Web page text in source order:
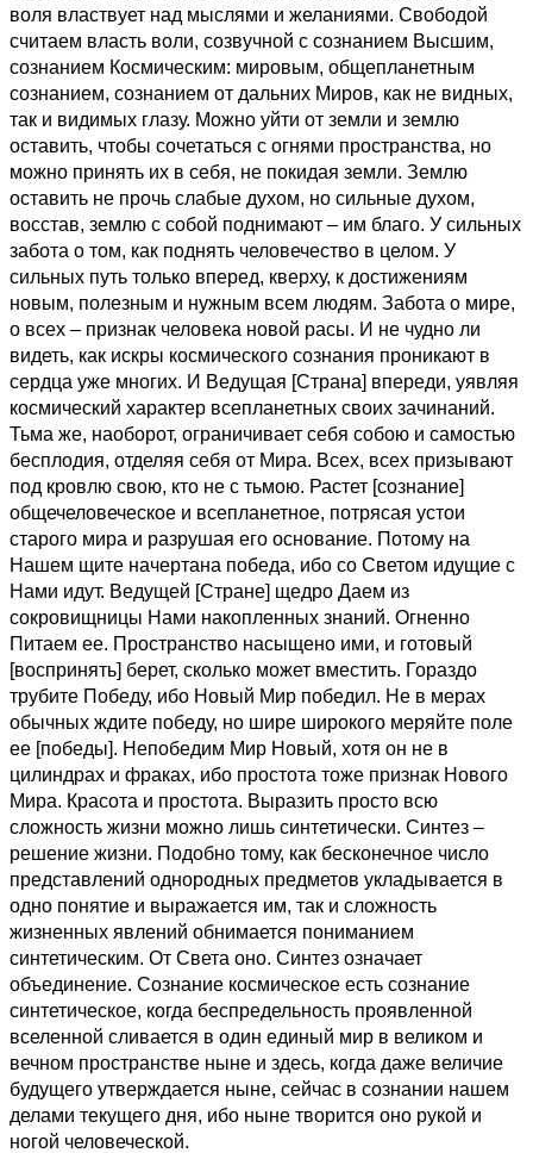
воля властвует над мыслями и желаниями. Свободой
считаем власть воли, созвучной с сознанием Высшим,
сознанием Космическим: мировым, общепланетным
сознанием, сознанием от дальних Миров, как не видных,
так и видимых глазу. Можно уйти от земли и землю
оставить, чтобы сочетаться с огнями пространства, но
можно принять их в себя, не покидая земли. Землю
оставить не прочь слабые духом, но сильные духом,
восстав, землю с собой поднимают – им благо. У сильных
забота о том, как поднять человечество в целом. У
сильных путь только вперед, кверху, к достижениям
новым, полезным и нужным всем людям. Забота о мире,
о всех – признак человека новой расы. И не чудно ли
видеть, как искры космического сознания проникают в
сердца уже многих. И Ведущая [Страна] впереди, уявляя
космический характер всепланетных своих зачинаний.
Тьма же, наоборот, ограничивает себя собою и самостью
бесплодия, отделяя себя от Мира. Всех, всех призывают
под кровлю свою, кто не с тьмою. Растет [сознание]
общечеловеческое и всепланетное, потрясая устои
старого мира и разрушая его основание. Потому на
Нашем щите начертана победа, ибо со Светом идущие с
Нами идут. Ведущей [Стране] щедро Даем из
сокровищницы Нами накопленных знаний. Огненно
Питаем ее. Пространство насыщено ими, и готовый
[воспринять] берет, сколько может вместить. Гораздо
трубите Победу, ибо Новый Мир победил. Не в мерах
обычных ждите победу, но шире широкого меряйте поле
ее [победы]. Непобедим Мир Новый, хотя он не в
цилиндрах и фраках, ибо простота тоже признак Нового
Мира. Красота и простота. Выразить просто всю
сложность жизни можно лишь синтетически. Синтез –
решение жизни. Подобно тому, как бесконечное число
представлений однородных предметов укладывается в
одно понятие и выражается им, так и сложность
жизненных явлений обнимается пониманием
синтетическим. От Света оно. Синтез означает
объединение. Сознание космическое есть сознание
синтетическое, когда беспредельность проявленной
вселенной сливается в один единый мир в великом и
вечном пространстве ныне и здесь, когда даже величие
будущего утверждается ныне, сейчас в сознании нашем
делами текущего дня, ибо ныне творится оно рукой и
ногой человеческой.